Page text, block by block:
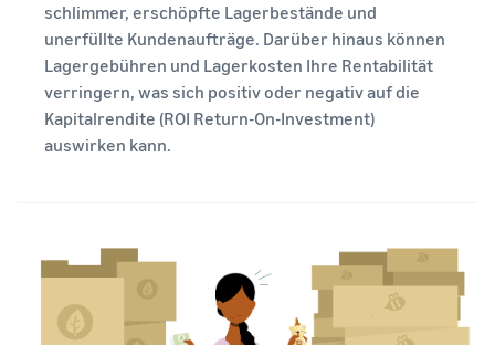
schlimmer, erschöpfte Lagerbestände und
unerfüllte Kundenaufträge. Darüber hinaus können
Lagergebühren und Lagerkosten Ihre Rentabilität
verringern, was sich positiv oder negativ auf die
Kapitalrendite (ROI Return-On-Investment)
auswirken kann.